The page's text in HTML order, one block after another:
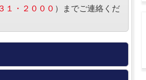
１・２０００ ）までご連絡くだ